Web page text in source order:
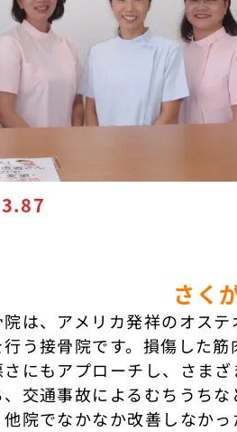
3.87
さく
は、アメリカ発祥のオス
う接骨院です。損傷した
にもアプローチし、さま
交通事故によるむちうち
院でなかなか改善しなか